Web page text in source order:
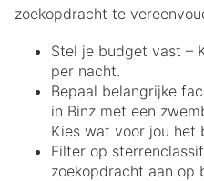
zoekopdracht te
Stel je budget vast –
per nacht.
Bepaal belangrijke
in Binz met een
Kies wat voor jou het
Filter op
zoekopdracht aan op